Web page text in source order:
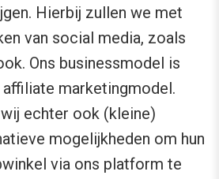
Hierbij zullen we met
van social media, zoals
Ons businessmodel is
marketingmodel.
echter ook (kleine)
mogelijkheden om hun
via ons platform te